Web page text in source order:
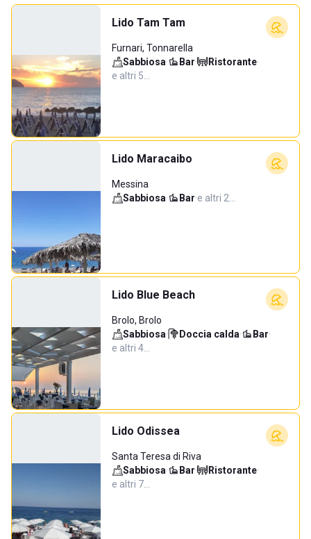
Lido Tam Tam
Furnari, Tonnarella
Sabbiosa· Bar· Ristorante·
e altri 5…
Lido Maracaibo
Messina
Sabbiosa· Bar·e altri 2…
Lido Blue Beach
Brolo, Brolo
Sabbiosa· Doccia calda· Bar·
e altri 4…
Lido Odissea
Santa Teresa di Riva
Sabbiosa· Bar· Ristorante·
e altri 7…